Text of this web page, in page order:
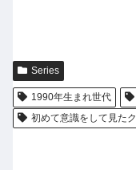
Series
1990年生まれ世代
初めて意識をして見た